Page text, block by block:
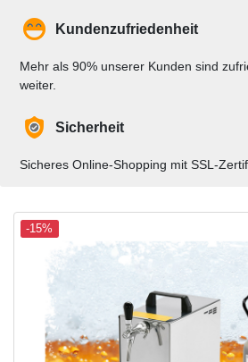
Kundenzufriedenheit
Mehr als 90% unserer Kunden sind
weiter.
Sicherheit
Sicheres Online-Shopping mit SSL-
-15%